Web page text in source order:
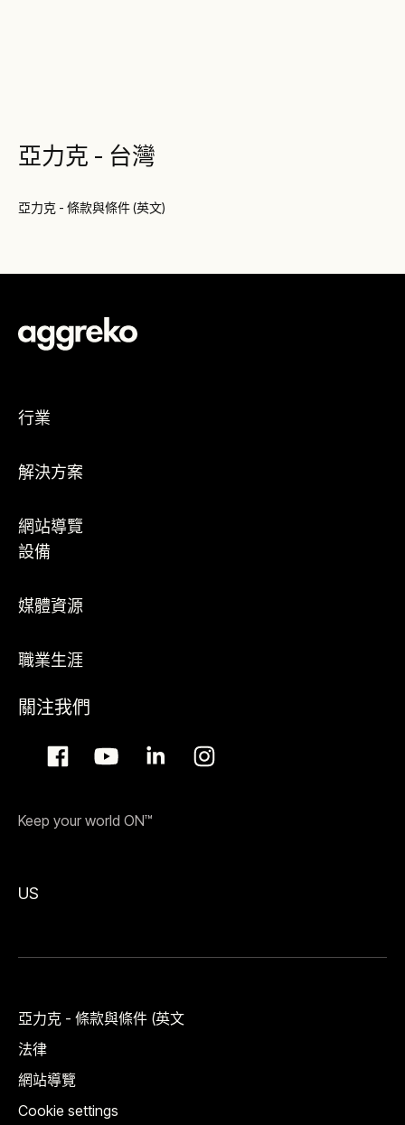
亞力克 - 台灣
亞力克 - 條款與條件 (英文)
行業
解決方案
網站導覽
設備
媒體資源
職業生涯
關注我們
Keep your world ON™
US
亞力克 - 條款與條件 (英文
法律
網站導覽
Cookie settings